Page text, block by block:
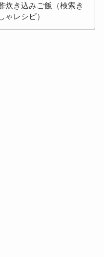
炊き込みご飯（検索き
ゃレシピ）